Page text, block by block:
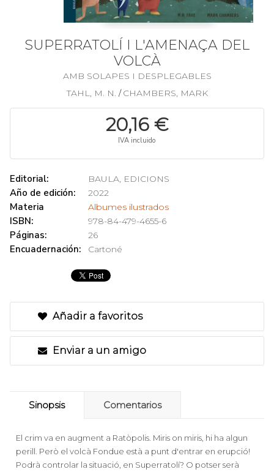
SUPERRATOLÍ I L'AMENAÇA DEL
VOLCÀ
AMB SOLAPES I DESPLEGABLES
TAHL, M. N. /CHAMBERS, MARK
20,16 €
IVA incluido
Editorial: BAULA, EDICIONS
Año de edición: 2022
Materia Albumes ilustrados
ISBN: 978-84-479-4655-6
Páginas: 26
Encuadernación: Cartoné
Añadir a favoritos
Enviar a un amigo
Sinopsis Comentarios
El crim va en augment a Ratòpolis. Miris on miris, hi ha algun
perill. Però el volcà Fondue està a punt d'entrar en erupció!
Podrà controlar la situació, en Superratolí? O potser serà